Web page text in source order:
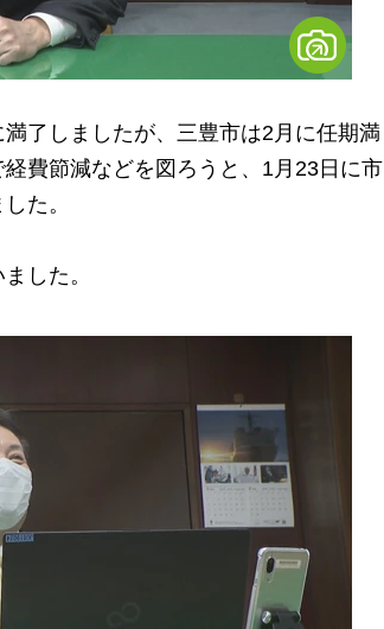
了しましたが、三豊市は2月に任期満
費節減などを図ろうと、1月23日に市
た。
した。